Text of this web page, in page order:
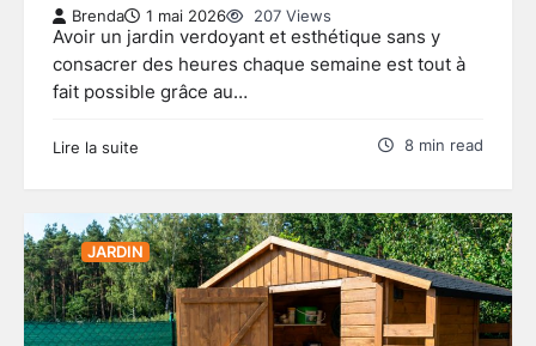
Brenda 1 mai 2026 207 Views
Avoir un jardin verdoyant et esthétique sans y
consacrer des heures chaque semaine est tout à
fait possible grâce au…
Lire la suite 8 min read
JARDIN